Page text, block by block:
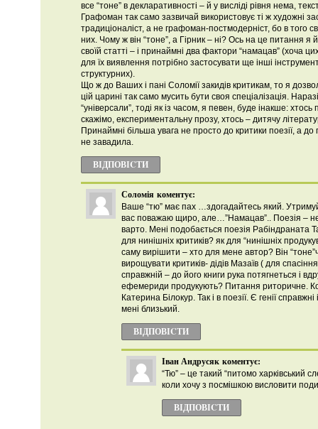
все “тоне” в декларативності – й у висліді рівня нема,
Графоман так само зазвичай використовує ті ж художні
традиціоналіст, а не графоман-постмодерніст, бо в того
них. Чому ж він “тоне”, а Гірник – ні? Ось на це питання я
своїй статті – і принаймні два фактори “намацав” (хоча
для їх виявлення потрібно застосувати ще інші
структурних).
Що ж до Ваших і пані Соломії закидів критикам, то я
цій царині так само мусить бути своя спеціалізація.
“універсали”, тоді як із часом, я певен, буде інакше:
скажімо, експериментальну прозу, хтось – дитячу
Принаймні більша увага не просто до критики поезії, а до
не завадила.
ВІДПОВІCТИ
Соломія коментує:
Ваше “тю” має пах …здогадайтесь який.
вас поважаю щиро, але…”Намацав”.. Поезія –
варто. Мені подобається поезія Рабіндраната
для нинішніх критиків? як для “нинішніх
саму вирішити – хто для мене автор? Він
вирощувати критиків- дідів Мазаїв ( для
справжній – до його книги рука потягнеться і
ефемериди продукують? Питання риторичне.
Катерина Білокур. Так і в поезії. Є генії
мені близький.
ВІДПОВІCТИ
Іван Андрусяк коментує:
“Тю” – це такий “питомо харківський
коли хочу з посмішкою висловити
ВІДПОВІCТИ